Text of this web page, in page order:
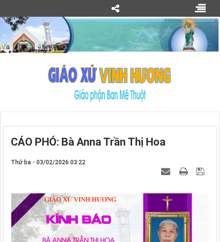
CÁO PHÓ: Bà Anna Trần Thị Hoa
Thứ ba - 03/02/2026 03:22